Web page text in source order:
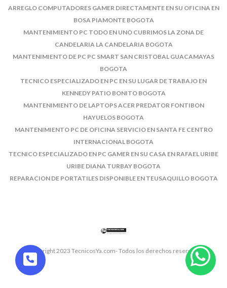
ARREGLO COMPUTADORES GAMER DIRECTAMENTE EN SU OFICINA EN
BOSA PIAMONTE BOGOTA
MANTENIMIENTO PC TODO EN UNO CUBRIMOS LA ZONA DE
CANDELARIA LA CANDELARIA BOGOTA
MANTENIMIENTO DE PC PC SMART SAN CRISTOBAL GUACAMAYAS
BOGOTA
TECNICO ESPECIALIZADO EN PC EN SU LUGAR DE TRABAJO EN
KENNEDY PATIO BONITO BOGOTA
MANTENIMIENTO DE LAPTOPS ACER PREDATOR FONTIBON
HAYUELOS BOGOTA
MANTENIMIENTO PC DE OFICINA SERVICIO EN SANTA FE CENTRO
INTERNACIONAL BOGOTA
TECNICO ESPECIALIZADO EN PC GAMER EN SU CASA EN RAFAEL URIBE
URIBE DIANA TURBAY BOGOTA
REPARACION DE PORTATILES DISPONIBLE EN TEUSAQUILLO BOGOTA
© Copyright 2023 TecnicosYa.com- Todos los derechos reservados